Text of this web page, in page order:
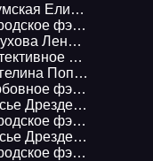
Шумская Елизавета – Семейка 3, Соло для демона
Городское фэнтези
Обухова Лена; Летняя Лена – Монстр
Детективное фэнтези
Ангелина Попович 1. Сыскарь чародейского приказа - Татьяна Коростышевская
Любовное фэнтези
Досье Дрездена 1. Гроза из Преисподней - Джим Батчер
Городское фэнтези
Досье Дрездена 2. Луна светит безумцам - Джим Батчер
Городское фэнтези